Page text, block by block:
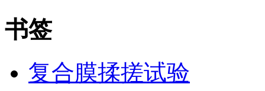
书签
复合膜揉搓试验